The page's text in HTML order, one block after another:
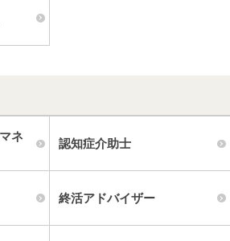
ネ
認知症介助士
終活アドバイザー